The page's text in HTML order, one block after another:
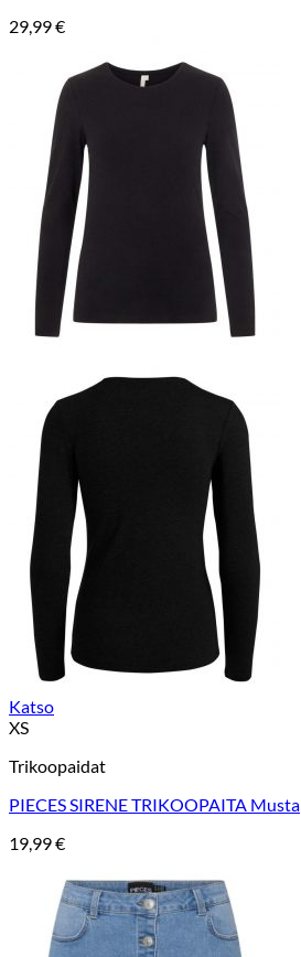
29,99€
Katso
XS
Trikoopaidat
PIECES SIRENE TRIKOOPAITA Musta
19,99€